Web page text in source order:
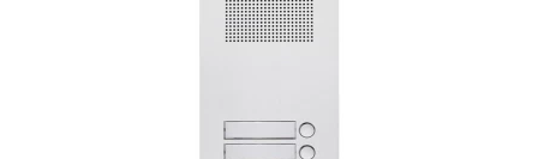
(к примеру CDV-43K2), подключить все три
видео-домофона параллельно. Главное